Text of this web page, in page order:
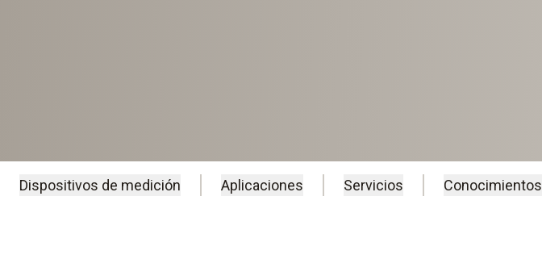
Dispositivos de medición Aplicaciones Servicios Conocimientos